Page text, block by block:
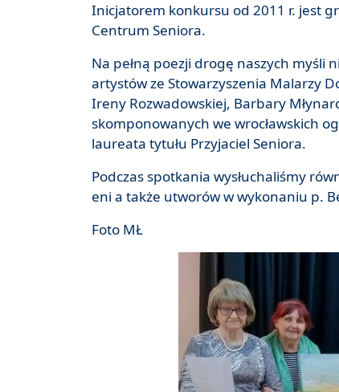
Inicjatorem konkursu od 2011 r. jest
Centrum Seniora.
Na pełną poezji drogę naszych myśli
artystów ze Stowarzyszenia Malarzy
Ireny Rozwadowskiej, Barbary
skomponowanych we wrocławskich
laureata tytułu Przyjaciel Seniora.
Podczas spotkania wysłuchaliśmy
eni a także utworów w wykonaniu p.
Foto MŁ